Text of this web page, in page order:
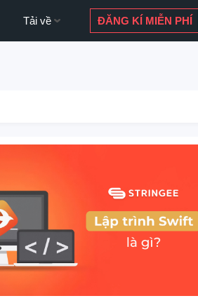
Tải về ĐĂNG KÍ MIỄN PHÍ